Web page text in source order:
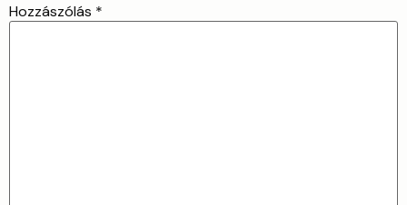
Hozzászólás *